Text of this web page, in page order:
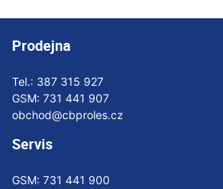
Prodejna
Tel.: 387 315 927
GSM: 731 441 907
obchod@cbproles.cz
Servis
GSM: 731 441 900